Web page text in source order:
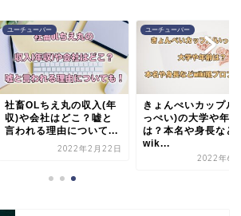
ユーチューバー
社畜OLちえ丸の収入(年
収)や会社はどこ？嘘と
言われる理由について...
2022年2月22日
ユーチューバー
きょんぺいカップル
っぺい)の大学や年齢
は？本名や身長など
wik...
2022年6